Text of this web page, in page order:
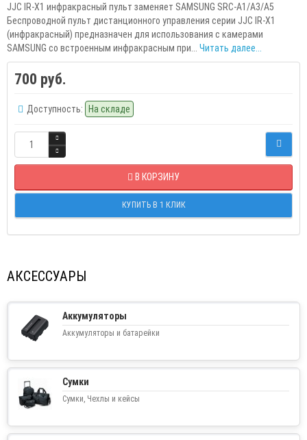
JJC IR-X1 инфракрасный пульт заменяет SAMSUNG SRC-A1/A3/A5
Беспроводной пульт дистанционного управления серии JJC IR-X1
(инфракрасный) предназначен для использования с камерами
SAMSUNG со встроенным инфракрасным при... Читать далее...
700 руб.
Доступность: На складе
В КОРЗИНУ
КУПИТЬ В 1 КЛИК
АКСЕССУАРЫ
Аккумуляторы
Аккумуляторы и батарейки
Сумки
Сумки, Чехлы и кейсы